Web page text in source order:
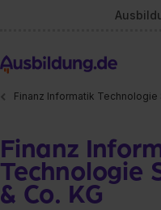
Finanz Informatik Technologie
Finanz
Technologie
& Co. KG